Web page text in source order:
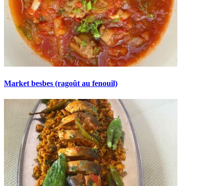
Market besbes (ragoût au fenouil)